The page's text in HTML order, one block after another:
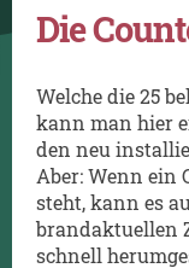
Die
Welche die 25
kann man hier
den neu
Aber: Wenn ein
steht, kann es
brandaktuellen
schnell